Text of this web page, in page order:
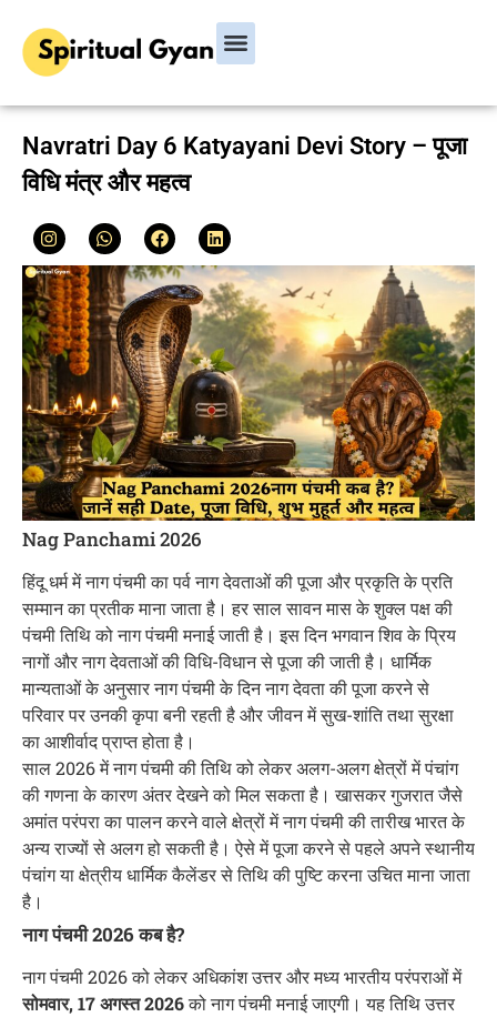
Navratri Day 6 Katyayani Devi Story – पूजा
विधि मंत्र और महत्व
Nag Panchami 2026
हिंदू धर्म में नाग पंचमी का पर्व नाग देवताओं की पूजा और प्रकृति के प्रति
सम्मान का प्रतीक माना जाता है। हर साल सावन मास के शुक्ल पक्ष की
पंचमी तिथि को नाग पंचमी मनाई जाती है। इस दिन भगवान शिव के प्रिय
नागों और नाग देवताओं की विधि-विधान से पूजा की जाती है। धार्मिक
मान्यताओं के अनुसार नाग पंचमी के दिन नाग देवता की पूजा करने से
परिवार पर उनकी कृपा बनी रहती है और जीवन में सुख-शांति तथा सुरक्षा
का आशीर्वाद प्राप्त होता है।
साल 2026 में नाग पंचमी की तिथि को लेकर अलग-अलग क्षेत्रों में पंचांग
की गणना के कारण अंतर देखने को मिल सकता है। खासकर गुजरात जैसे
अमांत परंपरा का पालन करने वाले क्षेत्रों में नाग पंचमी की तारीख भारत के
अन्य राज्यों से अलग हो सकती है। ऐसे में पूजा करने से पहले अपने स्थानीय
पंचांग या क्षेत्रीय धार्मिक कैलेंडर से तिथि की पुष्टि करना उचित माना जाता
है।
नाग पंचमी 2026 कब है?
नाग पंचमी 2026 को लेकर अधिकांश उत्तर और मध्य भारतीय परंपराओं में
सोमवार, 17 अगस्त 2026को नाग पंचमी मनाई जाएगी। यह तिथि उत्तर